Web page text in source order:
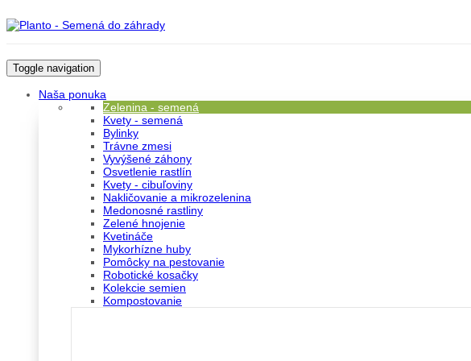
Toggle navigation
Naša ponuka
Zelenina - semená
Kvety - semená
Bylinky
Trávne zmesi
Vyvýšené záhony
Osvetlenie rastlín
Kvety - cibuľoviny
Nakličovanie a mikrozelenina
Medonosné rastliny
Zelené hnojenie
Kvetináče
Mykorhízne huby
Pomôcky na pestovanie
Robotické kosačky
Kolekcie semien
Kompostovanie